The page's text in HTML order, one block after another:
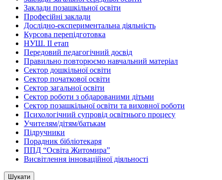
Заклади позашкільної освіти
Професійні заклади
Дослідно-експериментальна діяльність
Курсова перепідготовка
НУШ. ІІ етап
Передовий педагогічний досвід
Правильно повторюємо навчальний матеріал
Сектор дошкільної освіти
Сектор початкової освіти
Сектор загальної освіти
Сектор роботи з обдарованими дітьми
Сектор позашкільної освіти та виховної роботи
Психологічний супровід освітнього процесу
Учителям/дітям/батькам
Підручники
Порадник бібліотекаря
ППД “Освіта Житомира”
Висвітлення інноваційної діяльності